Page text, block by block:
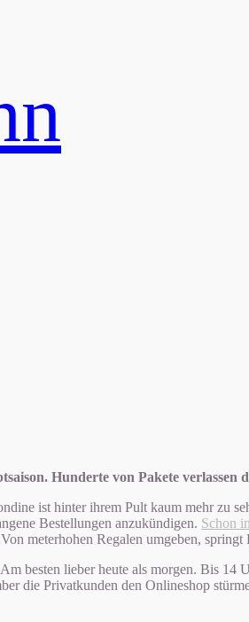
Hunderte von Pakete verlassen
ist hinter ihrem Pult kaum mehr zu
Bestellungen anzukündigen. Schon
meterhohen Regalen umgeben,
besten lieber heute als morgen. Bis
die Privatkunden den Onlineshop